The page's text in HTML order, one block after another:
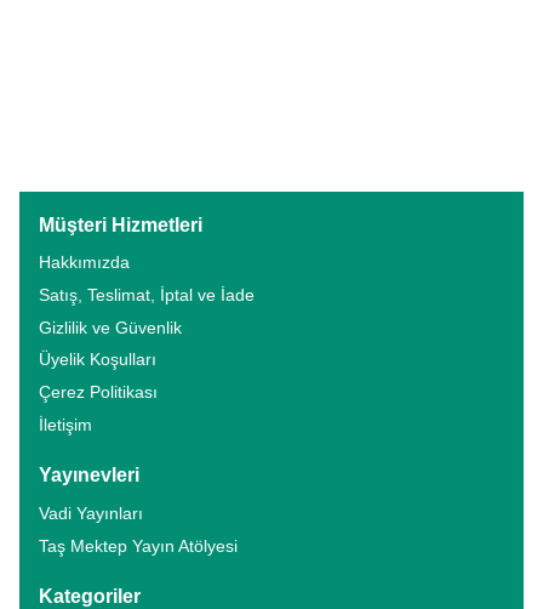
Müşteri Hizmetleri
Hakkımızda
Satış, Teslimat, İptal ve İade
Gizlilik ve Güvenlik
Üyelik Koşulları
Çerez Politikası
İletişim
Yayınevleri
Vadi Yayınları
Taş Mektep Yayın Atölyesi
Kategoriler